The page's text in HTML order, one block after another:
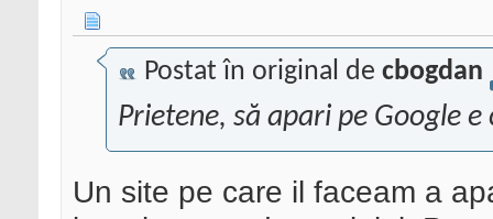
Postat în original de cbogdan
Prietene, să apari pe Google
Un site pe care il faceam a